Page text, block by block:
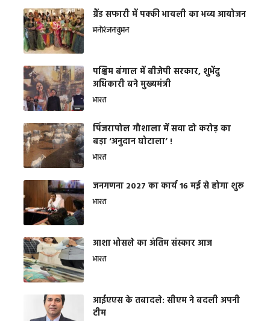
ग्रैंड सफारी में पक्की भायली का भव्य आयोजन
मनोरंजनवुमन
पश्चिम बंगाल में बीजेपी सरकार, शुभेंदु
अधिकारी बने मुख्यमंत्री
भारत
​पिंजरापोल गौशाला में सवा दो करोड़ का
बड़ा ‘अनुदान घोटाला’ !
भारत
जनगणना 2027 का कार्य 16 मई से होगा शुरू
भारत
आशा भोसले का अंतिम संस्कार आज
भारत
आईएएस के तबादले: सीएम ने बदली अपनी
टीम